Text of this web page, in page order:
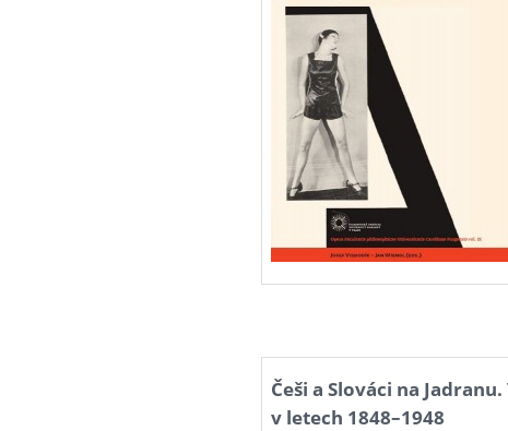
Češi a Slováci na
v letech 1848–1948